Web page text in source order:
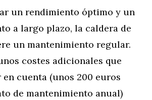
un rendimiento óptimo y un
a largo plazo, la caldera de
un mantenimiento regular.
costes adicionales que
en cuenta (unos 200 euros
de mantenimiento anual)